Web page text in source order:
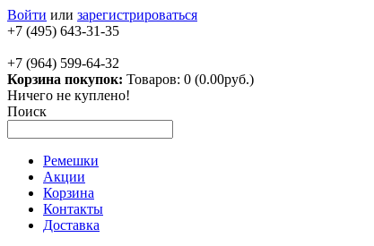
Войти или зарегистрироваться
+7 (495) 643-31-35
+7 (964) 599-64-32
Корзина покупок: Товаров: 0 (0.00руб.)
Ничего не куплено!
Поиск
Ремешки
Акции
Корзина
Контакты
Доставка